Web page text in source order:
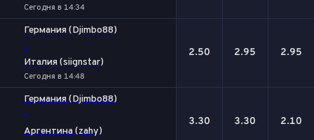
Сегодня в 14:34
Германия (Djimbo88)
-
Италия (siignstar)
Сегодня в 14:48
2.50 2.95 2.95
Германия (Djimbo88)
-
Аргентина (zahy)
3.30 3.30 2.10